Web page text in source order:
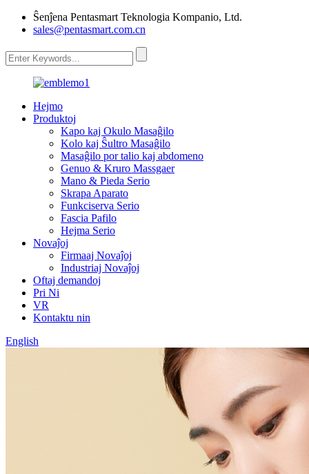
Ŝenĵena Pentasmart Teknologia Kompanio, Ltd.
sales@pentasmart.com.cn
Hejmo
Produktoj
Kapo kaj Okulo Masaĝilo
Kolo kaj Ŝultro Masaĝilo
Masaĝilo por talio kaj abdomeno
Genuo & Kruro Massgaer
Mano & Pieda Serio
Skrapa Aparato
Funkciserva Serio
Fascia Pafilo
Hejma Serio
Novaĵoj
Firmaaj Novaĵoj
Industriaj Novaĵoj
Oftaj demandoj
Pri Ni
VR
Kontaktu nin
English